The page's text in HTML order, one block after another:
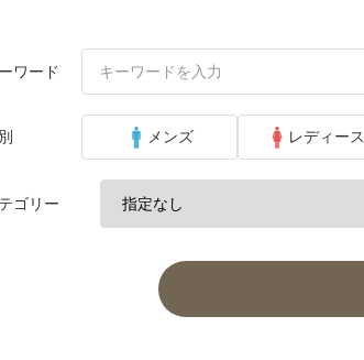
ワード
メンズ レディース
ゴリー